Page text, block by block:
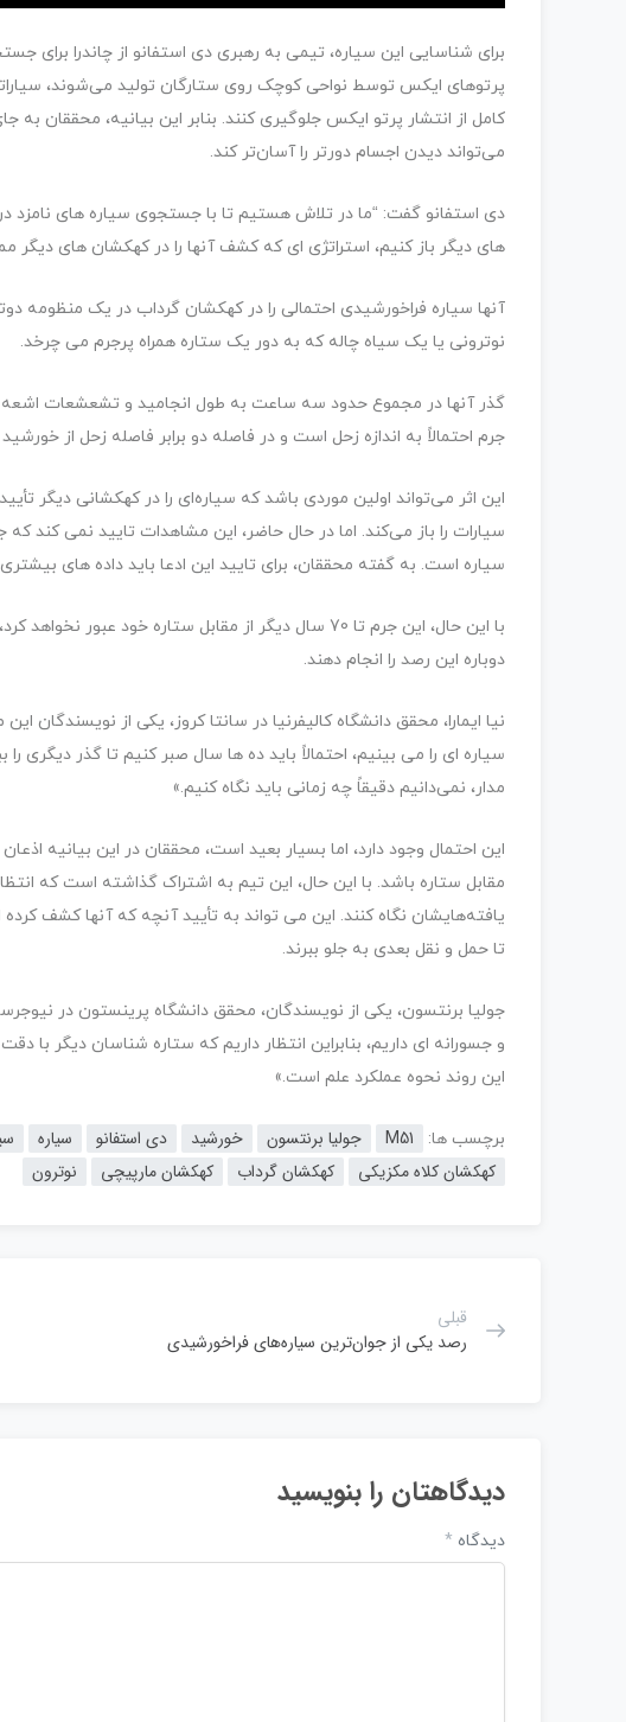
برای شناسایی این سیاره، تیمی به رهبری دی استفانو از چاندرا
پرتوهای ایکس توسط نواحی کوچک روی ستارگان تولید می‌شوند،
کامل از انتشار پرتو ایکس جلوگیری کنند. بنابر این بیانیه، محققان
می‌تواند دیدن اجسام دورتر را آسان‌تر کند.
دی استفانو گفت: “ما در تلاش هستیم تا با جستجوی سیاره های نامزد
های دیگر باز کنیم، استراتژی ای که کشف آنها را در کهکشان های دیگر
آنها سیاره فراخورشیدی احتمالی را در کهکشان گرداب در یک منظومه
نوترونی یا یک سیاه چاله که به دور یک ستاره همراه پرجرم می چرخد.
گذر آنها در مجموع حدود سه ساعت به طول انجامید و تشعشعات اشعه
جرم احتمالاً به اندازه زحل است و در فاصله دو برابر فاصله زحل از
این اثر می‌تواند اولین موردی باشد که سیاره‌ای را در کهکشانی دیگر
سیارات را باز می‌کند. اما در حال حاضر، این مشاهدات تایید نمی کند
سیاره است. به گفته محققان، برای تایید این ادعا باید داده های
با این حال، این جرم تا 70 سال دیگر از مقابل ستاره خود
دوباره این رصد را انجام دهند.
نیا ایمارا، محقق دانشگاه کالیفرنیا در سانتا کروز، یکی از نویسندگان
سیاره ای را می بینیم، احتمالاً باید ده ها سال صبر کنیم تا گذر
مدار، نمی‌دانیم دقیقاً چه زمانی باید نگاه کنیم.»
این احتمال وجود دارد، اما بسیار بعید است، محققان در این بیانیه
مقابل ستاره باشد. با این حال، این تیم به اشتراک گذاشته است که
یافته‌هایشان نگاه کنند. این می تواند به تأیید آنچه که آنها کشف
تا حمل و نقل بعدی به جلو ببرند.
جولیا برنتسون، یکی از نویسندگان، محقق دانشگاه پرینستون در
و جسورانه ای داریم، بنابراین انتظار داریم که ستاره شناسان دیگر با
این روند نحوه عملکرد علم است.»
برچسب ها: M51 جولیا برنتسون خورشید دی استفانو سیاره
کهکشان کلاه مکزیکی
کهکشان گرداب کهکشان مارپیچی نوترون
قبلی
رصد یکی از جوان‌ترین سیاره‌های فراخورشیدی
دیدگاهتان را بنویسید
دیدگاه *